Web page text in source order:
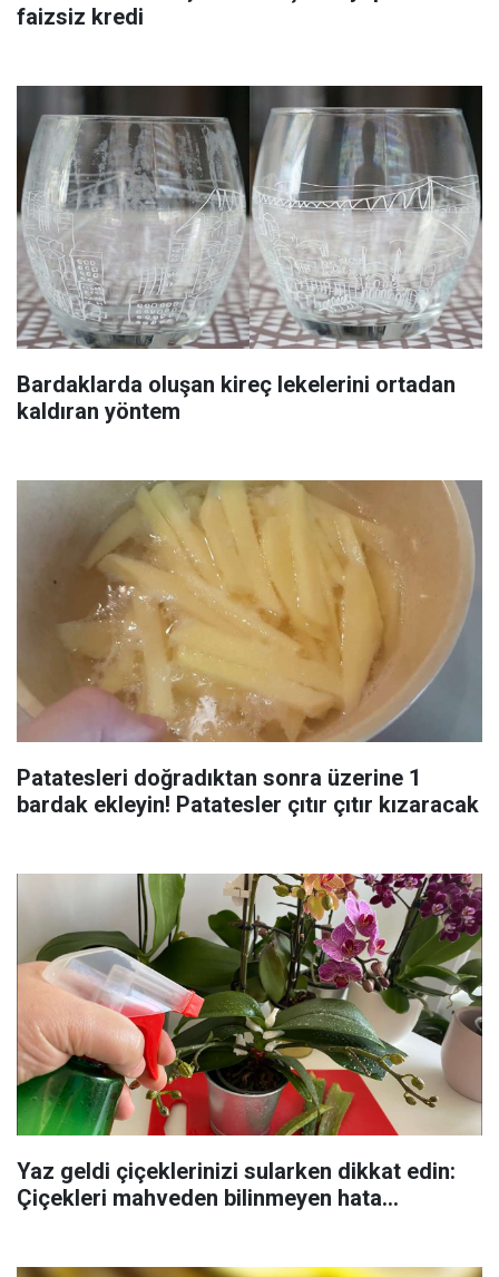
faizsiz kredi
Bardaklarda oluşan kireç lekelerini ortadan
kaldıran yöntem
Patatesleri doğradıktan sonra üzerine 1
bardak ekleyin! Patatesler çıtır çıtır kızaracak
Yaz geldi çiçeklerinizi sularken dikkat edin:
Çiçekleri mahveden bilinmeyen hata...